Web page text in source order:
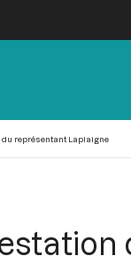
du représentant Laplaigne